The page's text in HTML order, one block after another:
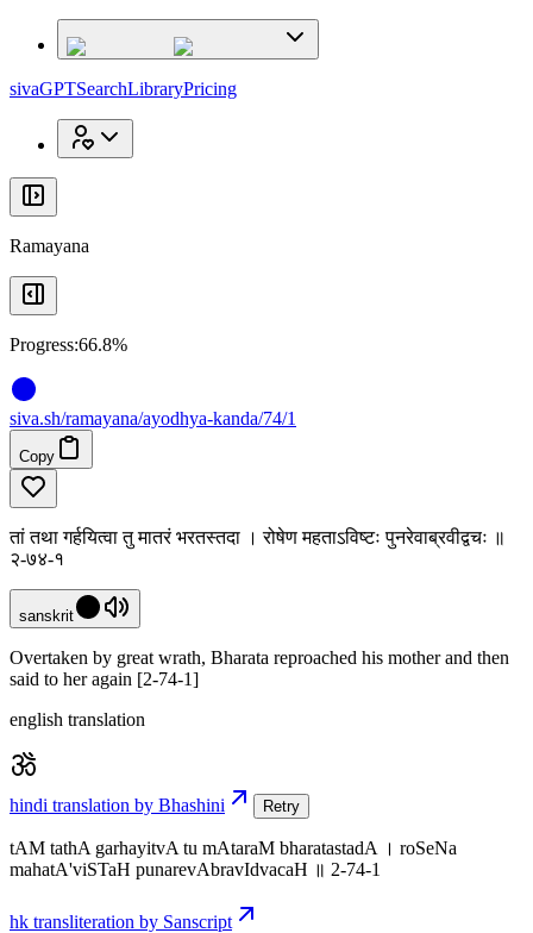
sivaGPTSearchLibraryPricing
Ramayana
Progress:66.8%
siva.sh/ramayana/ayodhya-kanda/74/1
Copy
तां तथा गर्हयित्वा तु मातरं भरतस्तदा । रोषेण महताऽविष्टः पुनरेवाब्रवीद्वचः ॥
२-७४-१
sanskrit
Overtaken by great wrath, Bharata reproached his mother and then
said to her again [2-74-1]
english translation
hindi translation by Bhashini Retry
tAM tathA garhayitvA tu mAtaraM bharatastadA । roSeNa
mahatA'viSTaH punarevAbravIdvacaH ॥ 2-74-1
hk transliteration by Sanscript